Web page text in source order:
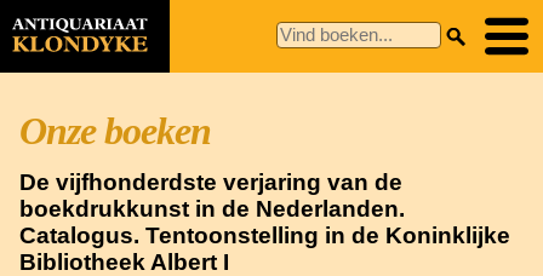
Onze boeken
De vijfhonderdste verjaring van de
boekdrukkunst in de Nederlanden.
Catalogus. Tentoonstelling in de Koninklijke
Bibliotheek Albert I